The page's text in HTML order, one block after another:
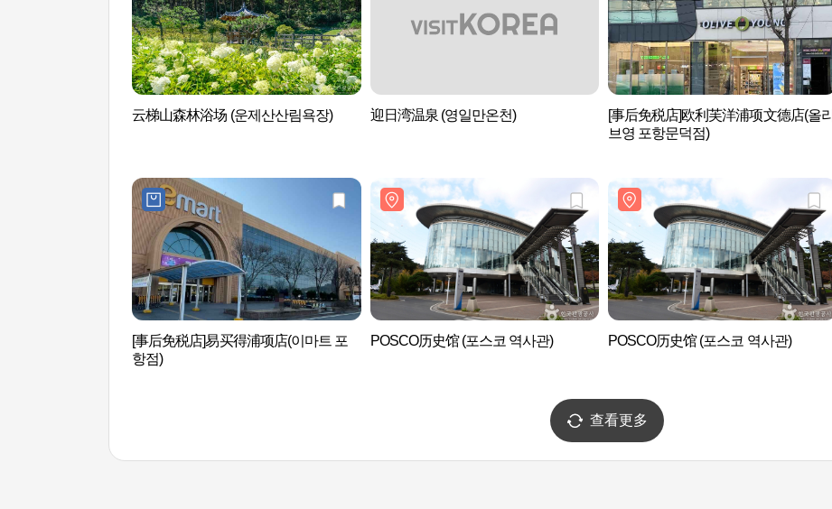
云梯山森林浴场 (운제산산림욕장) 迎日湾温泉 (영일만온천)
[事后免税店]欧利芙洋浦项文德店(올리
브영 포항문덕점)
[事后免税店]易买得浦项店(이마트 포
항점)
POSCO历史馆 (포스코 역사관) POSCO历史馆 (포스코 역사관)
查看更多